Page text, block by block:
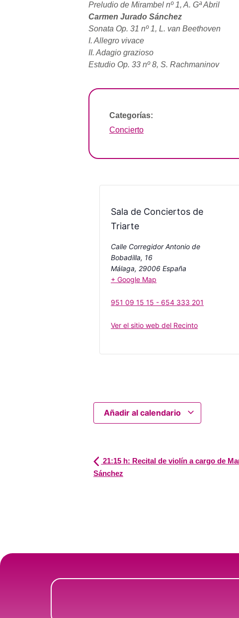
Preludio de Mirambel nº 1, A. Gª Abril
Carmen Jurado Sánchez
Sonata Op. 31 nº 1, L. van Beethoven
I. Allegro vivace
II. Adagio grazioso
Estudio Op. 33 nº 8, S. Rachmaninov
Categorías:
Concierto
Sala de Conciertos de
Triarte
Calle Corregidor Antonio de
Bobadilla, 16
Málaga, 29006 España
+ Google Map
951 09 15 15 - 654 333 201
Ver el sitio web del Recinto
Añadir al calendario
21:15 h: Recital de violín a cargo de
Sánchez